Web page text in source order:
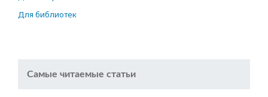
Для библиотек
Самые читаемые статьи